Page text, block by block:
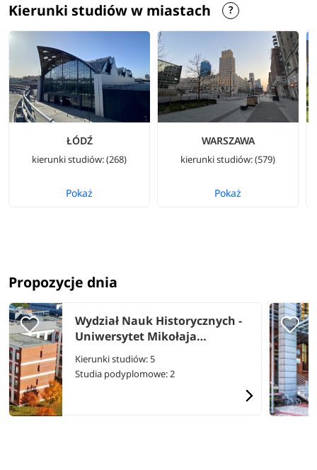
Kierunki studiów w miastach
ŁÓDŹ
kierunki studiów: (268)
Pokaż
WARSZAWA
kierunki studiów: (579)
Pokaż
Propozycje dnia
Wydział Nauk Historycznych -
Uniwersytet Mikołaja
Kopernika w Toruniu
Kierunki studiów: 5
Studia podyplomowe: 2